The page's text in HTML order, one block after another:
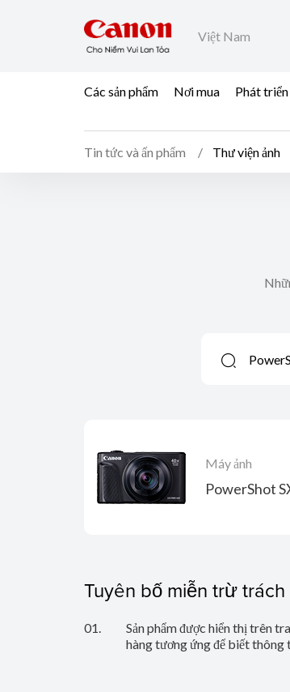
Việt Nam
Các sản phẩm Nơi mua Phát
Tin tức và ấn phẩm Thư viện ảnh
Máy ảnh
PowerShot
Tuyên bố miễn trừ
01.
Sản phẩm được hiển thị trên
hàng tương ứng để biết thông